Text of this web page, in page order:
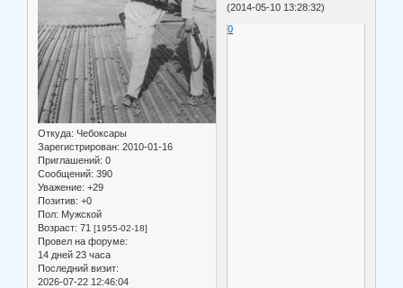
Откуда: Чебоксары
Зарегистрирован: 2010-01-16
Приглашений: 0
Сообщений: 390
Уважение: +29
Позитив: +0
Пол: Мужской
Возраст: 71 [1955-02-18]
Провел на форуме:
14 дней 23 часа
Последний визит:
2026-07-22 12:46:04
(2014-05-10 13:28:32)
0